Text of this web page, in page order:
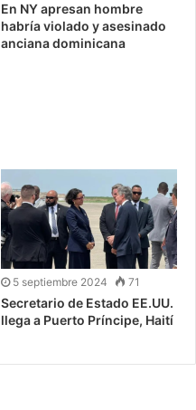
En NY apresan hombre
habría violado y asesinado
anciana dominicana
5 septiembre 2024 71
Secretario de Estado EE.UU.
llega a Puerto Príncipe, Haití